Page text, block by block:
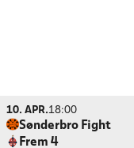
10. APR.18:00
Sønderbro Fight
Frem 4